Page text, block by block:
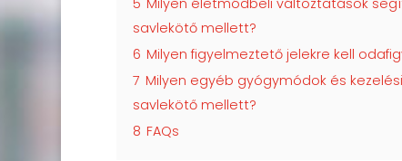
5 Milyen életmódbeli változtatások
savlekötő mellett?
6 Milyen figyelmeztető jelekre kell
7 Milyen egyéb gyógymódok és
savlekötő mellett?
8 FAQs